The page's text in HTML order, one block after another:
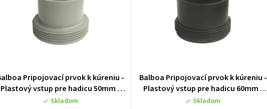
Pripojovací prvok k kúreniu -
Plastový vstup pre hadicu 50mm -
50084M
Skladom
Balboa Pripojovací prvok k kúreniu -
Plastový vstup pre hadicu 60mm -
50085
Skladom